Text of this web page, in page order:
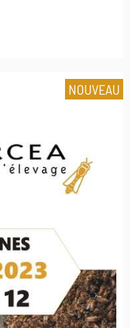
NOUVEAU